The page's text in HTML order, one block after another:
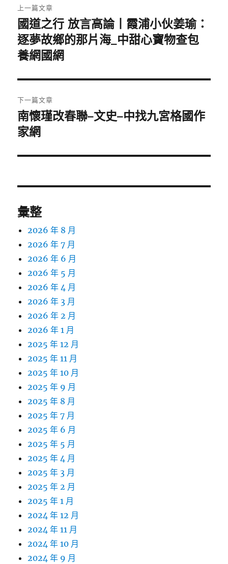
章
導
覽
上一篇文章
上
一
篇
章:
國道之行 放言高論丨霞浦小伙姜瑜：
逐夢故鄉的那片海_中甜心寶物查包
養網國網
下一篇文章
下
一
文
南懷瑾改春聯–文史–中找九宮格國作
家網
彙整
2026 年 8 月
2026 年 7 月
2026 年 6 月
2026 年 5 月
2026 年 4 月
2026 年 3 月
2026 年 2 月
2026 年 1 月
2025 年 12 月
2025 年 11 月
2025 年 10 月
2025 年 9 月
2025 年 8 月
2025 年 7 月
2025 年 6 月
2025 年 5 月
2025 年 4 月
2025 年 3 月
2025 年 2 月
2025 年 1 月
2024 年 12 月
2024 年 11 月
2024 年 10 月
2024 年 9 月